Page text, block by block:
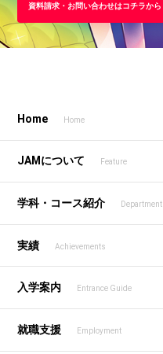
資料請求・お問い合わせはコチラから
Home Home
JAMについて Feature
学科・コース紹介 Department
実績 Achievements
入学案内 Entrance Guide
就職支援 Employment